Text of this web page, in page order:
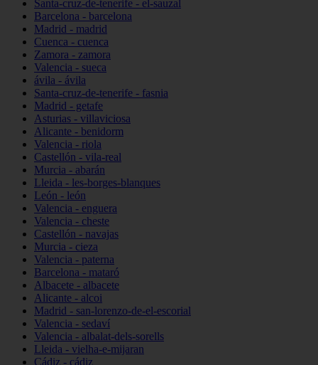
Santa-cruz-de-tenerife - el-sauzal
Barcelona - barcelona
Madrid - madrid
Cuenca - cuenca
Zamora - zamora
Valencia - sueca
ávila - ávila
Santa-cruz-de-tenerife - fasnia
Madrid - getafe
Asturias - villaviciosa
Alicante - benidorm
Valencia - riola
Castellón - vila-real
Murcia - abarán
Lleida - les-borges-blanques
León - león
Valencia - enguera
Valencia - cheste
Castellón - navajas
Murcia - cieza
Valencia - paterna
Barcelona - mataró
Albacete - albacete
Alicante - alcoi
Madrid - san-lorenzo-de-el-escorial
Valencia - sedaví
Valencia - albalat-dels-sorells
Lleida - vielha-e-mijaran
Cádiz - cádiz